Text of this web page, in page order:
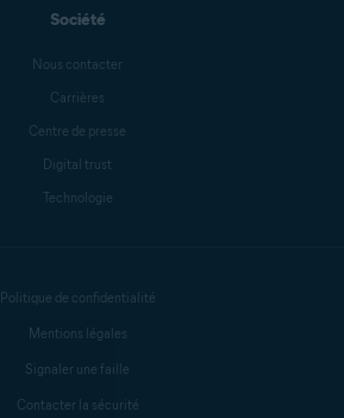
Société
Nous contacter
Carrières
Centre de presse
Digital trust
Technologie
Politique de confidentialité
Mentions légales
Signaler une faille
Contacter la sécurité